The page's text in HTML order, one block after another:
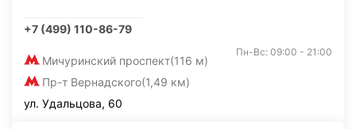
+7 (499) 110-86-79
Мичуринский проспект(116 м)
Пр-т Вернадского(1,49 км)
Пн-Вс: 09:00 - 21:00
ул. Удальцова, 60